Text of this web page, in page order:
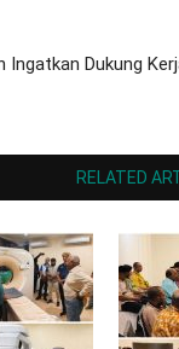
Ingatkan Dukung
RELATED